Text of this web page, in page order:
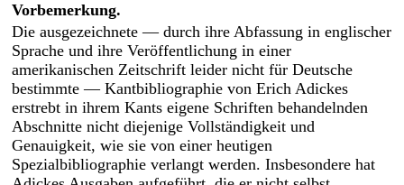
Vorbemerkung.
Die ausgezeichnete — durch ihre Abfassung in englischer
Sprache und ihre Veröffentlichung in einer
amerikanischen Zeitschrift leider nicht für Deutsche
bestimmte — Kantbibliographie von Erich Adickes
erstrebt in ihrem Kants eigene Schriften behandelnden
Abschnitte nicht diejenige Vollständigkeit und
Genauigkeit, wie sie von einer heutigen
Spezialbibliographie verlangt werden. Insbesondere hat